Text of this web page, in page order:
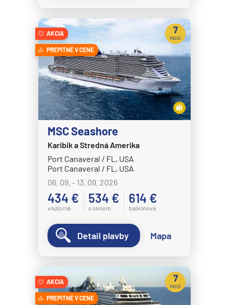
Crystal Symphony
Cunard Line
Queen Anne
Queen Elizabeth
Queen Mary 2
Queen Victoria
Disney Cruise Line
Disney Adventure
Disney Destiny
Disney Dream
Disney Fantasy
Disney Magic
Disney Treasure
Disney Wish
Explora Journeys
Explora I
AKCIA
PREPITNÉ V CENE
MSC Seashore
Karibik a Stredná Amerika
Port Canaveral / FL, USA
Port Canaveral / FL, USA
06. 09. - 13. 09. 2026
434 €
vnútorná
534 €
s oknom
614 €
balkónová
7
nocí
Detail plavby Mapa
AKCIA
PREPITNÉ V CENE
7
nocí